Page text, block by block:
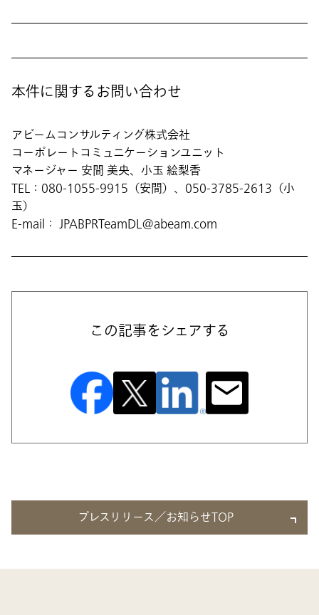
本件に関するお問い合わせ
アビームコンサルティング株式会社
コーポレートコミュニケーションユニット
マネージャー 安間 美央、小玉 絵梨香
TEL：080-1055-9915（安間）、050-3785-2613（小
玉）
E-mail： JPABPRTeamDL@abeam.com
この記事をシェアする
プレスリリース／お知らせTOP